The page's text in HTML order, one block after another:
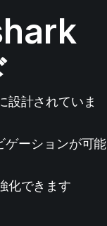
設計されていま
ゲーションが可能
化できます